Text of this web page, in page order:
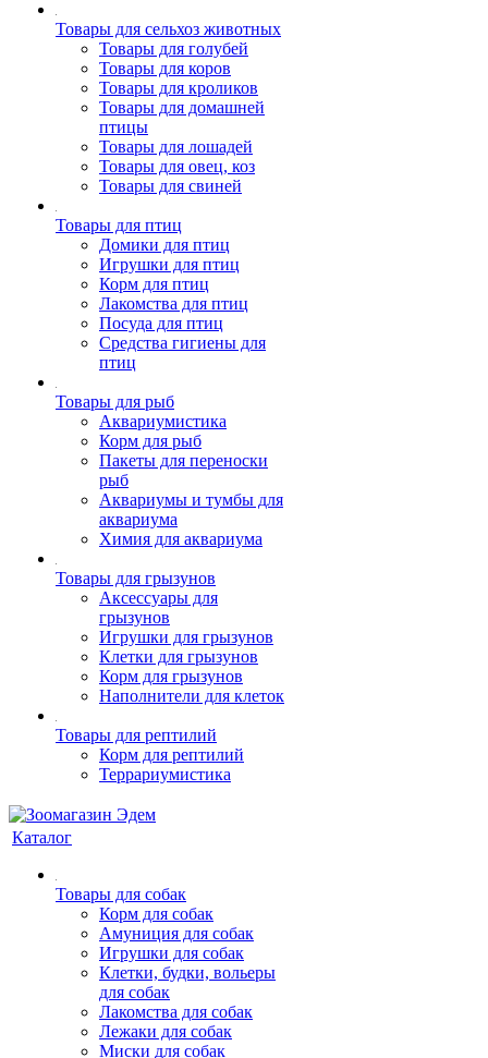
Товары для сельхоз животных
Товары для голубей
Товары для коров
Товары для кроликов
Товары для домашней
птицы
Товары для лошадей
Товары для овец, коз
Товары для свиней
Товары для птиц
Домики для птиц
Игрушки для птиц
Корм для птиц
Лакомства для птиц
Посуда для птиц
Средства гигиены для
птиц
Товары для рыб
Аквариумистика
Корм для рыб
Пакеты для переноски
рыб
Аквариумы и тумбы для
аквариума
Химия для аквариума
Товары для грызунов
Аксессуары для
грызунов
Игрушки для грызунов
Клетки для грызунов
Корм для грызунов
Наполнители для клеток
Товары для рептилий
Корм для рептилий
Террариумистика
Каталог
Товары для собак
Корм для собак
Амуниция для собак
Игрушки для собак
Клетки, будки, вольеры
для собак
Лакомства для собак
Лежаки для собак
Миски для собак